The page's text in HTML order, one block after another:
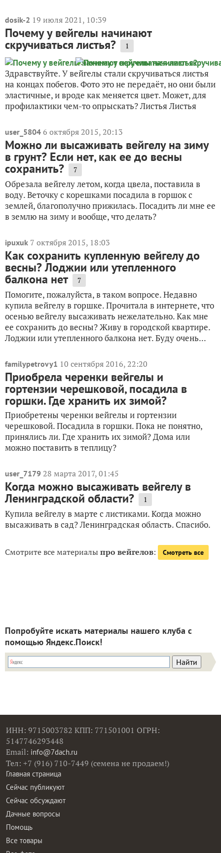
dosik-2 19 июля 2021, 10:39
Почему у вейгелы начинают
скручиваться листья? 1
Здравствуйте. У вейгелы стали скручиваться листья
на концах побегов. Фото это не передаёт, но они были
эластичные, и вроде как меняется цвет. Может, для
профилактики чем-то опрыскать? Листья Листья
user_5804 6 октября 2015, 20:13
Можно ли высаживать вейгелу на зиму
в грунт? Если нет, как ее до весны
сохранить? 7
Обрезала вейгелу летом, когда цвела, поставила в
воду. Веточку с корешками посадила в горшок с
землей, благополучно прижилась. Посадить ли мне ее
в землю на зиму и вообще, что делать?
ipuxuk 7 октября 2015, 18:03
Как сохранить купленную вейгелу до
весны? Лоджии или утепленного
балкона нет 7
Помогите, пожалуйста, в таком вопросе. Недавно
купила вейгелу в горшке. Прочитала в интернете, что
осенью вейгелу высаживать нежелательно. Как мне
ее сохранить до весны? Живу в городской квартире.
Лоджии или утепленного балкона нет. Буду очень...
familypetrovy1 10 сентября 2016, 22:20
Приобрела черенки вейгелы и
гортензии черешковой, посадила в
горшки. Где хранить их зимой?
Приобретены черенки вейгелы и гортензии
черешковой. Посадила в горшки. Пока не понятно,
принялись ли. Где хранить их зимой? Дома или
можно поставить в теплицу?
user_7179 28 марта 2017, 01:45
Когда можно высаживать вейгелу в
Ленинградской области? 1
Купила вейгелу в марте с листиками. Когда можно
высаживать в сад? Ленинградская область. Спасибо.
Смотрите все материалыпро вейгелов: Смотреть все
Попробуйте искать материалы нашего клуба с
помощью Яндекс.Поиск!
ИНН: 9715003782 КПП: 771501001 ОГРН:
5147746293448
Email: info@7dach.ru
Тел: +7 (916) 710-7449 (семена не продаем!)
Главная страница
Сейчас публикуют
Сейчас обсуждают
Дачные вопросы
Помощь
Все товары